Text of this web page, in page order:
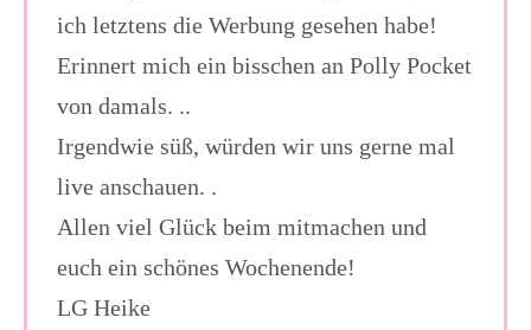
ich letztens die Werbung gesehen habe!
Erinnert mich ein bisschen an Polly Pocket
von damals. ..
Irgendwie süß, würden wir uns gerne mal
live anschauen. .
Allen viel Glück beim mitmachen und
euch ein schönes Wochenende!
LG Heike